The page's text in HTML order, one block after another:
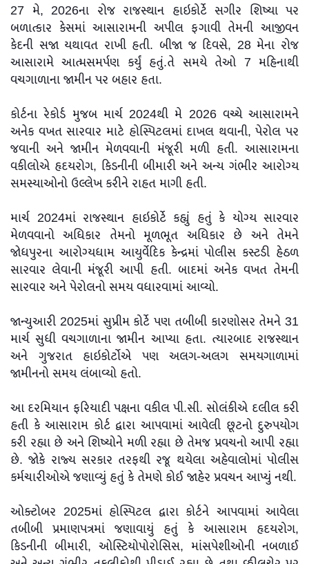
27 મે, 2026ના રોજ રાજસ્થાન હાઇકોર્ટે સગીર શિષ્યા પર
બળાત્કાર કેસમાં આસારામની અપીલ ફગાવી તેમની આજીવન
કેદની સજા યથાવત રાખી હતી. બીજા જ દિવસે, 28 મેના રોજ
આસારામે આત્મસમર્પણ કર્યું હતું.તે સમયે તેઓ 7 મહિનાથી
વચગાળાના જામીન પર બહાર હતા.
કોર્ટના રેકોર્ડ મુજબ માર્ચ 2024થી મે 2026 વચ્ચે આસારામને
અનેક વખત સારવાર માટે હોસ્પિટલમાં દાખલ થવાની, પેરોલ પર
જવાની અને જામીન મેળવવાની મંજૂરી મળી હતી. આસારામના
વકીલોએ હૃદયરોગ, કિડનીની બીમારી અને અન્ય ગંભીર આરોગ્ય
સમસ્યાઓનો ઉલ્લેખ કરીને રાહત માગી હતી.
માર્ચ 2024માં રાજસ્થાન હાઇકોર્ટે કહ્યું હતું કે યોગ્ય સારવાર
મેળવવાનો અધિકાર તેમનો મૂળભૂત અધિકાર છે અને તેમને
જોધપુરના આરોગ્યધામ આયુર્વેદિક કેન્દ્રમાં પોલીસ કસ્ટડી હેઠળ
સારવાર લેવાની મંજૂરી આપી હતી. બાદમાં અનેક વખત તેમની
સારવાર અને પેરોલનો સમય વધારવામાં આવ્યો.
જાન્યુઆરી 2025માં સુપ્રીમ કોર્ટે પણ તબીબી કારણોસર તેમને 31
માર્ચ સુધી વચગાળાના જામીન આપ્યા હતા. ત્યારબાદ રાજસ્થાન
અને ગુજરાત હાઇકોર્ટોએ પણ અલગ-અલગ સમયગાળામાં
જામીનનો સમય લંબાવ્યો હતો.
આ દરમિયાન ફરિયાદી પક્ષના વકીલ પી.સી. સોલંકીએ દલીલ કરી
હતી કે આસારામ કોર્ટ દ્વારા આપવામાં આવેલી છૂટનો દુરુપયોગ
કરી રહ્યા છે અને શિષ્યોને મળી રહ્યા છે તેમજ પ્રવચનો આપી રહ્યા
છે. જોકે રાજ્ય સરકાર તરફથી રજૂ થયેલા અહેવાલોમાં પોલીસ
કર્મચારીઓએ જણાવ્યું હતું કે તેમણે કોઈ જાહેર પ્રવચન આપ્યું નથી.
ઓક્ટોબર 2025માં હોસ્પિટલ દ્વારા કોર્ટને આપવામાં આવેલા
તબીબી પ્રમાણપત્રમાં જણાવાયું હતું કે આસારામ હૃદયરોગ,
કિડનીની બીમારી, ઓસ્ટિયોપોરોસિસ, માંસપેશીઓની નબળાઈ